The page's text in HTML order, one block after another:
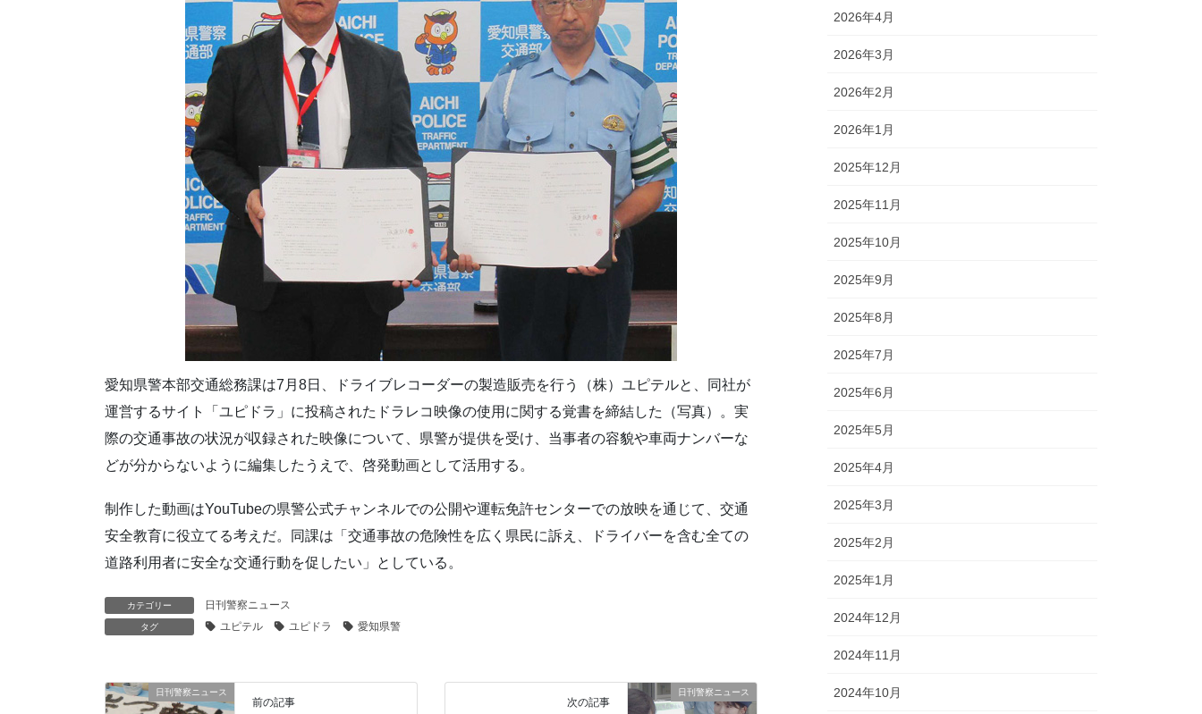
愛知県警本部交通総務課は7月8日、ドライブレコーダーの製造販売を行う（株）ユピテルと、同社が
運営するサイト「ユピドラ」に投稿されたドラレコ映像の使用に関する覚書を締結した（写真）。実
際の交通事故の状況が収録された映像について、県警が提供を受け、当事者の容貌や車両ナンバーな
どが分からないように編集したうえで、啓発動画として活用する。
制作した動画はYouTubeの県警公式チャンネルでの公開や運転免許センターでの放映を通じて、交通
安全教育に役立てる考えだ。同課は「交通事故の危険性を広く県民に訴え、ドライバーを含む全ての
道路利用者に安全な交通行動を促したい」としている。
カテゴリー 日刊警察ニュース
タグ ユピテル ユピドラ 愛知県警
日刊警察ニュース
前の記事
日刊警察ニュース
次の記事
2026年4月
2026年3月
2026年2月
2026年1月
2025年12月
2025年11月
2025年10月
2025年9月
2025年8月
2025年7月
2025年6月
2025年5月
2025年4月
2025年3月
2025年2月
2025年1月
2024年12月
2024年11月
2024年10月